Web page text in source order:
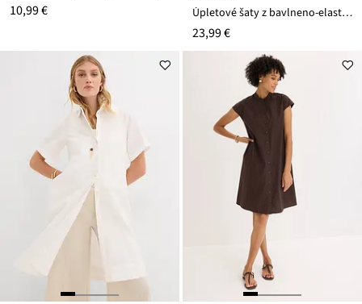
10,99 € Úpletové šaty z bavlneno-elasthanového mixu
23,99 €